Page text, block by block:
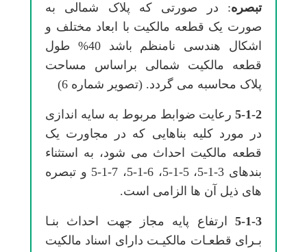
تبصره: در صورتی که پلاک شمالی به
صورت یک قطعه مالکیت با ابعاد مختلف و
اشکال هندسی نامنظم باشد 40% طول
قطعه مالکیت شمالی براساس مساحت
پلاک محاسبه می گردد. (تصویر شماره 6)
5-1-2 رعایت ضوابط مربوط به سایه اندازی
در مورد کلیه بناهایی که در مجاورت یک
قطعه مالکیت احداث می شود، به استثناء
بندهای 3-1-5، 5-1-5، 6-1-5، 7-1-5 و تبصره
های ذیل آن ها الزامی است.
5-1-3 ارﺗﻔﺎع ﭘﺎﻳﻪ ﻣﺠﺎز ﺟﻬﺖ اﺣﺪاث ﺑﻨـﺎ
ﺑـﺮای ﻗﻄﻌـﺎت ﻣﺎﻟﻜﻴـﺖ دارای اﺳﻨﺎد ﻣﺎﻟﻜﻴﺖ